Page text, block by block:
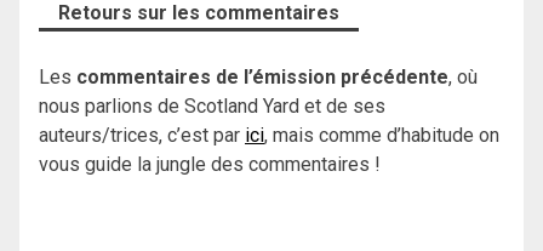
Retours sur les commentaires
Les commentaires de l’émission précédente, où
nous parlions de Scotland Yard et de ses
auteurs/trices, c’est par ici, mais comme d’habitude on
vous guide la jungle des commentaires !